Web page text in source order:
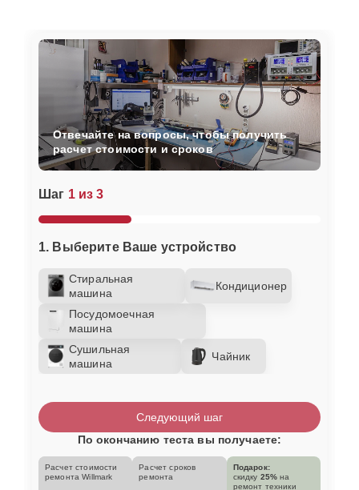
Шаг 1 из 3
1. Выберите Ваше устройство
Стиральная
машина
Кондиционер
Посудомоечная
машина
Сушильная
машина
Чайник
Отвечайте на вопросы, чтобы получить
расчет стоимости и сроков
Следующий шаг
По окончанию теста вы получаете:
Расчет стоимости
ремонта Willmark
Расчет сроков
ремонта
Подарок:
скидку 25% на
ремонт техники